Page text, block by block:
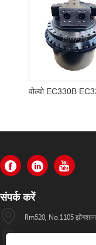
संपर्क करें
Rm520, No.1105